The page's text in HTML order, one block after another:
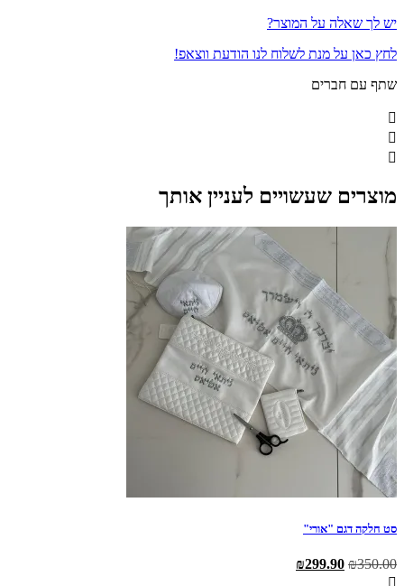
יש לך שאלה על המוצר?
לחץ כאן על מנת לשלוח לנו הודעת ווצאפ!
שתף עם חברים
מוצרים שעשויים לעניין אותך
סט חלקה דגם "אורי"
₪350.00
המחיר ₪299.90